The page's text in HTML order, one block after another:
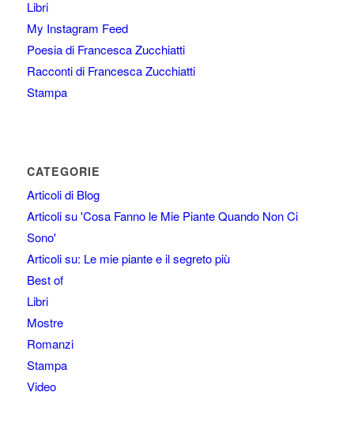
Libri
My Instagram Feed
Poesia di Francesca Zucchiatti
Racconti di Francesca Zucchiatti
Stampa
CATEGORIE
Articoli di Blog
Articoli su 'Cosa Fanno le Mie Piante Quando Non Ci
Sono'
Articoli su: Le mie piante e il segreto più
Best of
Libri
Mostre
Romanzi
Stampa
Video